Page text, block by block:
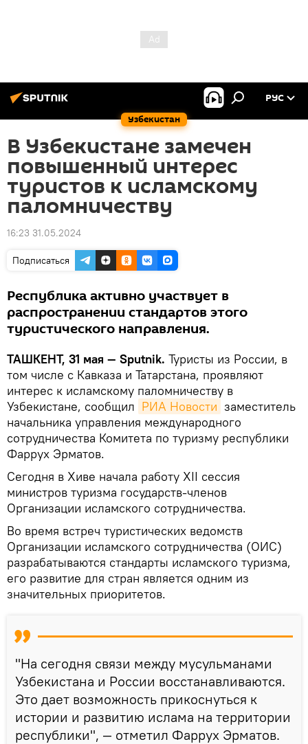
Узбекистан
РУС
В Узбекистане замечен
повышенный интерес
туристов к исламскому
паломничеству
16:23 31.05.2024
Подписаться
Республика активно участвует в
распространении стандартов этого
туристического направления.
ТАШКЕНТ, 31 мая — Sputnik. Туристы из России, в
том числе с Кавказа и Татарстана, проявляют
интерес к исламскому паломничеству в
Узбекистане, сообщил РИА Новости заместитель
начальника управления международного
сотрудничества Комитета по туризму республики
Фаррух Эрматов.
Сегодня в Хиве начала работу XII сессия
министров туризма государств-членов
Организации исламского сотрудничества.
Во время встреч туристических ведомств
Организации исламского сотрудничества (ОИС)
разрабатываются стандарты исламского туризма,
его развитие для стран является одним из
значительных приоритетов.
"На сегодня связи между мусульманами
Узбекистана и России восстанавливаются.
Это дает возможность прикоснуться к
истории и развитию ислама на территории
республики", — отметил Фаррух Эрматов.